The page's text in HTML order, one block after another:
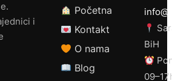
i
Početna
Kontakt
O nama
Blog
BiH